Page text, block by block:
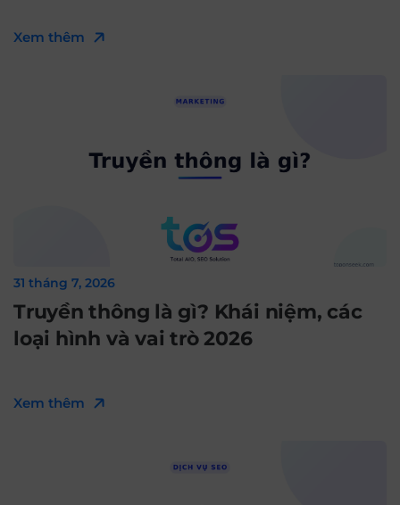
Xem thêm
31 tháng 7, 2026
Truyền thông là gì? Khái niệm, các
loại hình và vai trò 2026
Xem thêm